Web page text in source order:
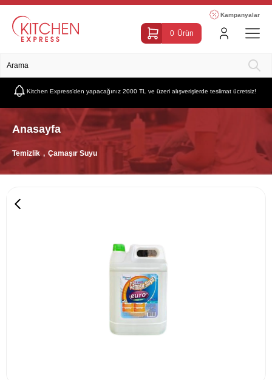
Kampanyalar
0 Ürün
Kitchen Express’den yapacağınız 2000 TL ve üzeri alışverişlerde teslimat ücretsiz!
Anasayfa
Temizlik Çamaşır Suyu